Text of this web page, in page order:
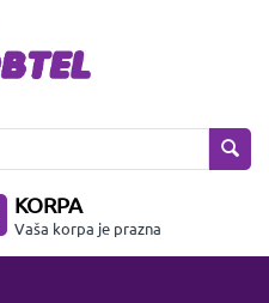
KORPA
Vaša korpa je prazna